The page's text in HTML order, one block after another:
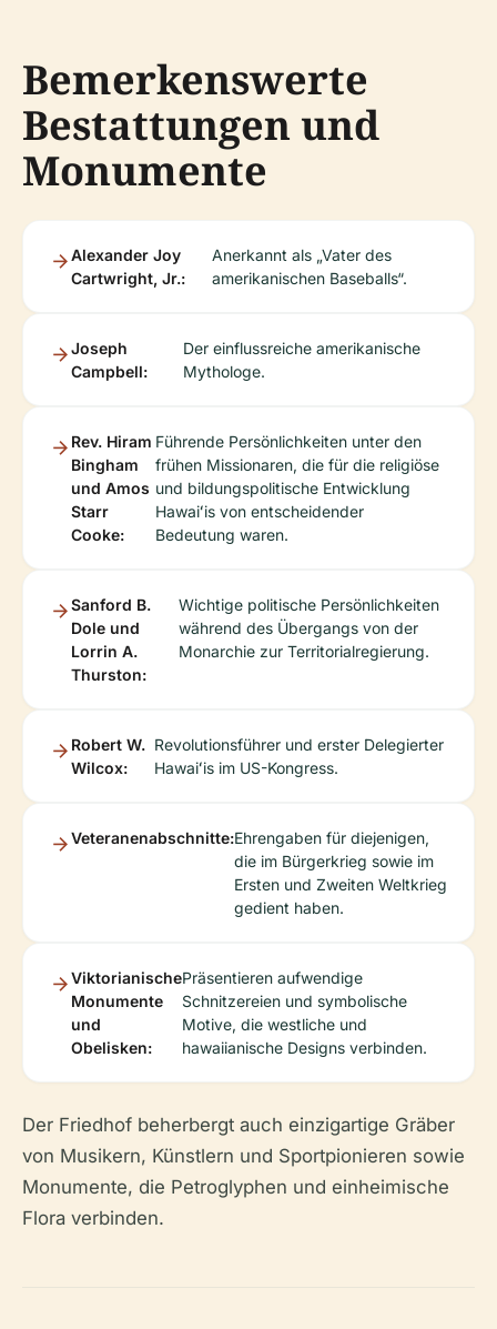
Bemerkenswerte
Bestattungen und
Monumente
Alexander Joy
Cartwright, Jr.:
Anerkannt als „Vater des
amerikanischen Baseballs“.
Joseph
Campbell:
Der einflussreiche amerikanische
Mythologe.
Rev. Hiram
Bingham
und Amos
Starr
Cooke:
Führende Persönlichkeiten unter den
frühen Missionaren, die für die religiöse
und bildungspolitische Entwicklung
Hawaiʻis von entscheidender
Bedeutung waren.
Sanford B.
Dole und
Lorrin A.
Thurston:
Wichtige politische Persönlichkeiten
während des Übergangs von der
Monarchie zur Territorialregierung.
Robert W.
Wilcox:
Revolutionsführer und erster Delegierter
Hawaiʻis im US-Kongress.
Veteranenabschnitte:Ehrengaben für diejenigen,
die im Bürgerkrieg sowie im
Ersten und Zweiten Weltkrieg
gedient haben.
Viktorianische
Monumente
und
Obelisken:
Präsentieren aufwendige
Schnitzereien und symbolische
Motive, die westliche und
hawaiianische Designs verbinden.
Der Friedhof beherbergt auch einzigartige Gräber
von Musikern, Künstlern und Sportpionieren sowie
Monumente, die Petroglyphen und einheimische
Flora verbinden.